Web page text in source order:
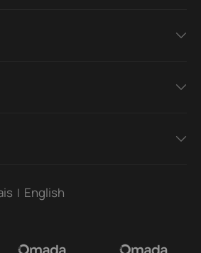
| English